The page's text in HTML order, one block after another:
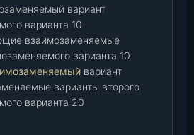
вариант
варианта 10
взаимозаменяемые
варианта 10
вариант
варианты второго
варианта 20